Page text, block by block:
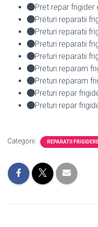
Pret repar frigider
Preturi reparatii
Preturi reparatii
Preturi reparatii
Preturi reparatii
Preturi reparam
Preturi reparam
Preturi repar
Preturi repar
Categorii: REPARATII